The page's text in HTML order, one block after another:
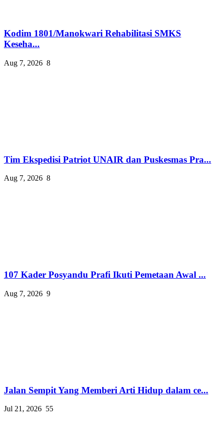
Kodim 1801/Manokwari Rehabilitasi SMKS
Keseha...
Aug 7, 2026 8
Tim Ekspedisi Patriot UNAIR dan Puskesmas Pra...
Aug 7, 2026 8
107 Kader Posyandu Prafi Ikuti Pemetaan Awal ...
Aug 7, 2026 9
Jalan Sempit Yang Memberi Arti Hidup dalam ce...
Jul 21, 2026 55